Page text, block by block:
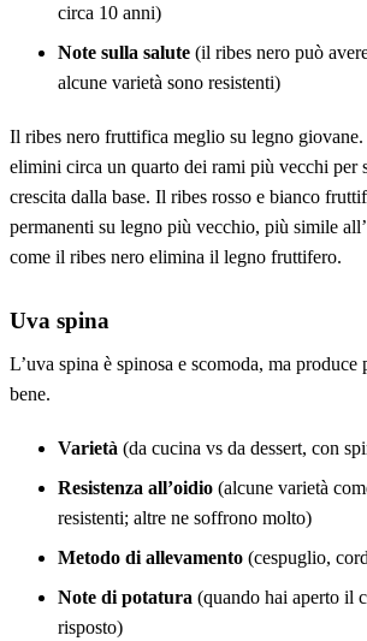
circa 10 anni)
Note sulla salute (il ribes nero può
alcune varietà sono resistenti)
Il ribes nero fruttifica meglio su legno
elimini circa un quarto dei rami più vecchi per
crescita dalla base. Il ribes rosso e bianco
permanenti su legno più vecchio, più simile
come il ribes nero elimina il legno fruttifero.
Uva spina
L’uva spina è spinosa e scomoda, ma produce
bene.
Varietà (da cucina vs da dessert, con
Resistenza all’oidio (alcune varietà
resistenti; altre ne soffrono molto)
Metodo di allevamento (cespuglio,
Note di potatura (quando hai aperto il
risposto)